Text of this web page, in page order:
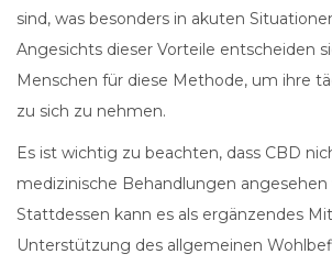
sind, was besonders in akuten
Angesichts dieser Vorteile entscheiden
Menschen für diese Methode, um ihre
zu sich zu nehmen.
Es ist wichtig zu beachten, dass CBD
medizinische Behandlungen angesehen
Stattdessen kann es als ergänzendes
Unterstützung des allgemeinen